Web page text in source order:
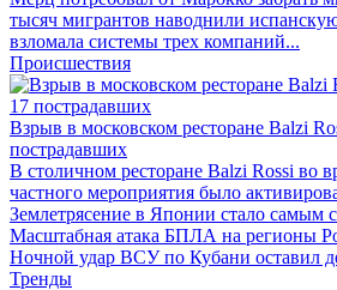
тысяч мигрантов наводнили
взломала системы трех компаний...
Происшествия
Взрыв в московском ресторане Balzi
пострадавших
В столичном ресторане Balzi Rossi во
частного мероприятия было
Землетрясение в Японии стало самым
Масштабная атака БПЛА на регионы
Ночной удар ВСУ по Кубани оставил
Тренды